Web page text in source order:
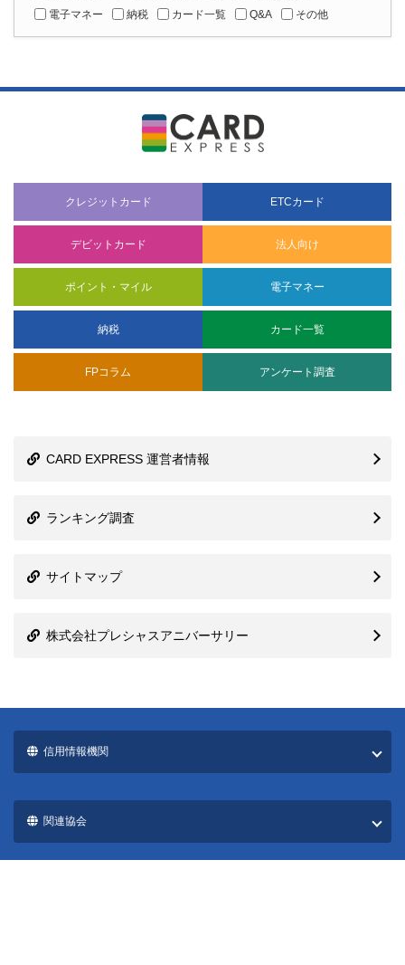
電子マネー
納税 カード一覧 Q&A その他
クレジットカード ETCカード
デビットカード 法人向け
ポイント・マイル 電子マネー
納税 カード一覧
FPコラム アンケート調査
CARD EXPRESS 運営者情報
ランキング調査
サイトマップ
株式会社プレシャスアニバーサリー
信用情報機関
関連協会